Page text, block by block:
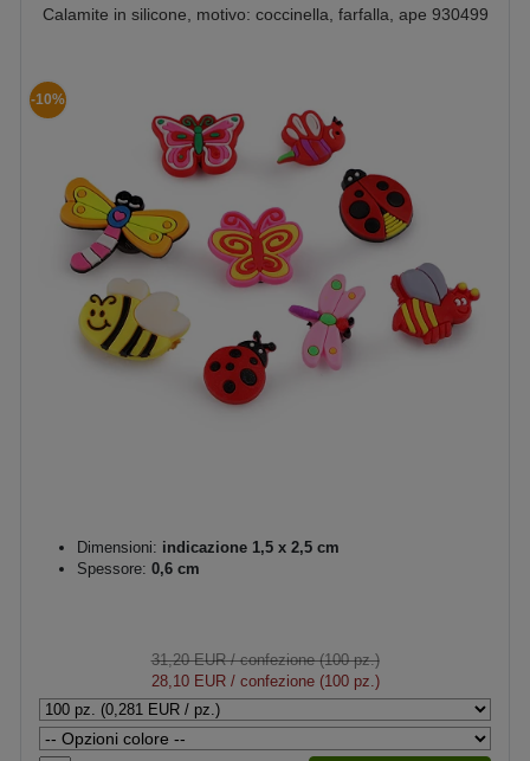
Calamite in silicone, motivo: coccinella, farfalla, ape 930499
-10%
Dimensioni: indicazione 1,5 x 2,5 cm
Spessore: 0,6 cm
31,20 EUR/ confezione (100 pz.)
28,10 EUR/ confezione (100 pz.)